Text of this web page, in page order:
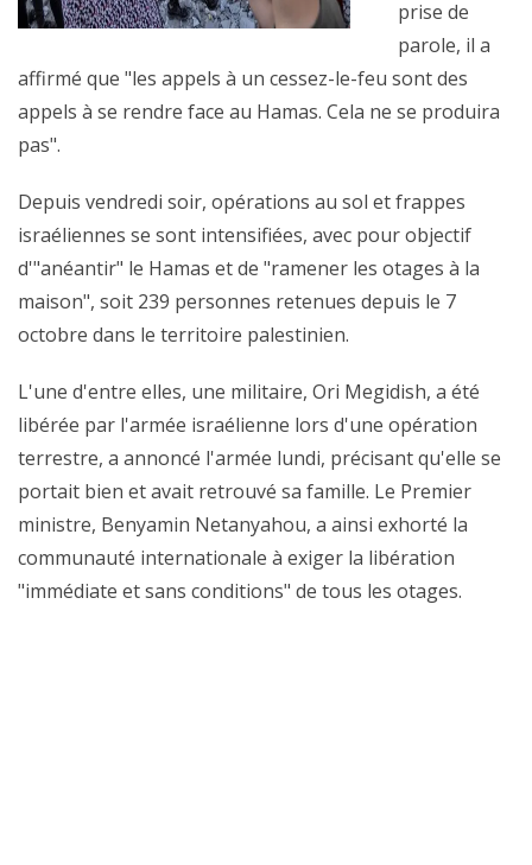
prise de
parole, il a
affirmé que "les appels à un cessez-le-feu sont des
appels à se rendre face au Hamas. Cela ne se produira
pas".
Depuis vendredi soir, opérations au sol et frappes
israéliennes se sont intensifiées, avec pour objectif
d'"anéantir" le Hamas et de "ramener les otages à la
maison", soit 239 personnes retenues depuis le 7
octobre dans le territoire palestinien.
L'une d'entre elles, une militaire, Ori Megidish, a été
libérée par l'armée israélienne lors d'une opération
terrestre, a annoncé l'armée lundi, précisant qu'elle se
portait bien et avait retrouvé sa famille. Le Premier
ministre, Benyamin Netanyahou, a ainsi exhorté la
communauté internationale à exiger la libération
"immédiate et sans conditions" de tous les otages.